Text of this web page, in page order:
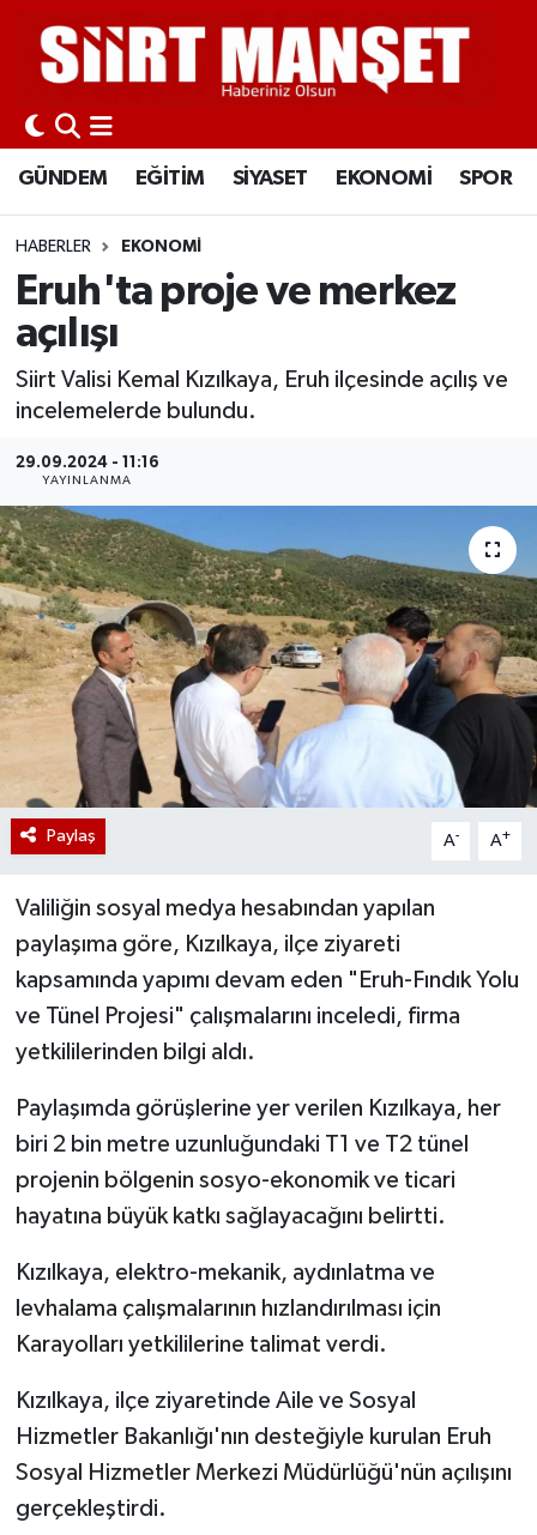
GÜNDEM EĞİTİM SİYASET EKONOMİ SPOR
HABERLER EKONOMİ
Eruh'ta proje ve merkez
açılışı
Siirt Valisi Kemal Kızılkaya, Eruh ilçesinde açılış ve
incelemelerde bulundu.
29.09.2024 - 11:16
YAYINLANMA
Paylaş A- A+
Valiliğin sosyal medya hesabından yapılan
paylaşıma göre, Kızılkaya, ilçe ziyareti
kapsamında yapımı devam eden "Eruh-Fındık Yolu
ve Tünel Projesi" çalışmalarını inceledi, firma
yetkililerinden bilgi aldı.
Paylaşımda görüşlerine yer verilen Kızılkaya, her
biri 2 bin metre uzunluğundaki T1 ve T2 tünel
projenin bölgenin sosyo-ekonomik ve ticari
hayatına büyük katkı sağlayacağını belirtti.
Kızılkaya, elektro-mekanik, aydınlatma ve
levhalama çalışmalarının hızlandırılması için
Karayolları yetkililerine talimat verdi.
Kızılkaya, ilçe ziyaretinde Aile ve Sosyal
Hizmetler Bakanlığı'nın desteğiyle kurulan Eruh
Sosyal Hizmetler Merkezi Müdürlüğü'nün açılışını
gerçekleştirdi.
GÜNDEM
EĞİTİM
SİYASET
EKONOMİ
SPOR
KÜLTÜR-SANAT
SAĞLIK-YAŞAM
Siirt Nöbetçi Eczaneler
Siirt Hava Durumu
Siirt Namaz Vakitleri
Siirt Trafik Yoğunluk Haritası
Süper Lig Puan Durumu ve Fikstür
Son Dakika Haberleri
Haber Arşivi